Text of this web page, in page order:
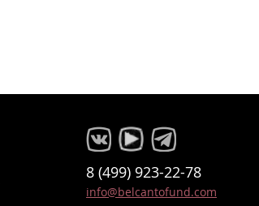
8 (499) 923-22-78
info@belcantofund.com